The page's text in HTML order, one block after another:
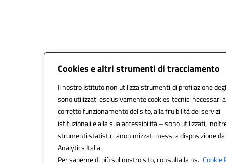
Cookies e altri strumenti di tracciamento
Il nostro Istituto non utilizza strumenti di profilazione
sono utilizzati esclusivamente cookies tecnici necessari
corretto funzionamento del sito, alla fruibilità dei servizi
istituzionali e alla sua accessibilità – sono utilizzati,
strumenti statistici anonimizzati messi a disposizione da
Analytics Italia.
Per saperne di più sul nostro sito, consulta la ns. Cookie